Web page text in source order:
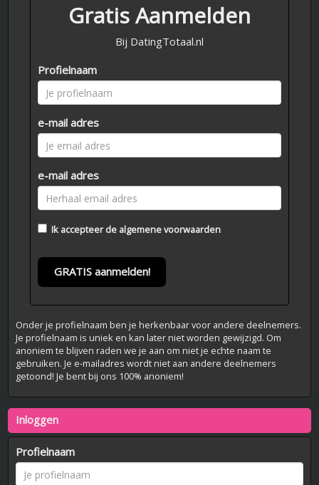
Gratis Aanmelden
Bij DatingTotaal.nl
Profielnaam
e-mail adres
e-mail adres
Ik accepteer de algemene voorwaarden
GRATIS aanmelden!
Onder je profielnaam ben je herkenbaar voor andere deelnemers.
Je profielnaam is uniek en kan later niet worden gewijzigd. Om
anoniem te blijven raden we je aan om niet je echte naam te
gebruiken. Je e-mailadres wordt niet aan andere deelnemers
getoond! Je bent bij ons 100% anoniem!
Inloggen
Profielnaam